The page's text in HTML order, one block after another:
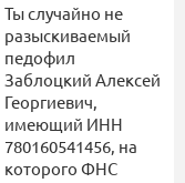
Ты случайно не
разыскиваемый
педофил
Заблоцкий Алексей
Георгиевич,
имеющий ИНН
780160541456, на
которого ФНС